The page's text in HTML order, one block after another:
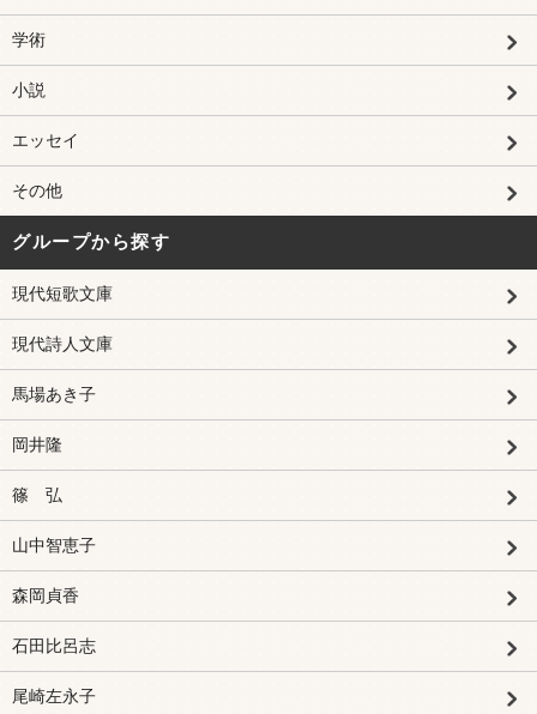
学術
小説
エッセイ
その他
グループから探す
現代短歌文庫
現代詩人文庫
馬場あき子
岡井隆
篠 弘
山中智恵子
森岡貞香
石田比呂志
尾崎左永子